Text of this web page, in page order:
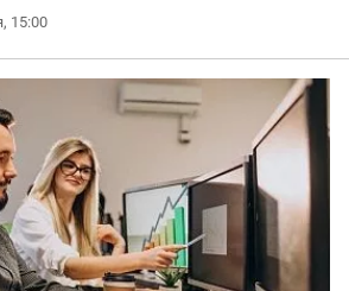
15:00